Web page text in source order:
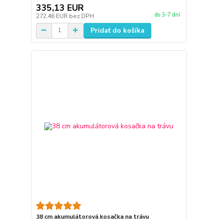
335,13 EUR
272,46 EUR bez DPH do 3-7 dní
Pridať do košíka
38 cm akumulátorová kosačka na trávu